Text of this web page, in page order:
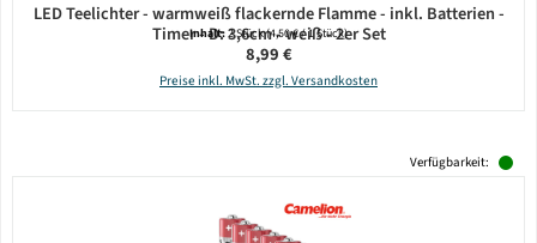
LED Teelichter - warmweiß flackernde Flamme - inkl. Batterien -
Timer - D: 3,6cm - weiß - 2er Set
Inhalt:2 Stück(4,50 € / 1 Stück)
Regulärer Preis:
8,99 €
Preise inkl. MwSt. zzgl. Versandkosten
Verfügbarkeit: